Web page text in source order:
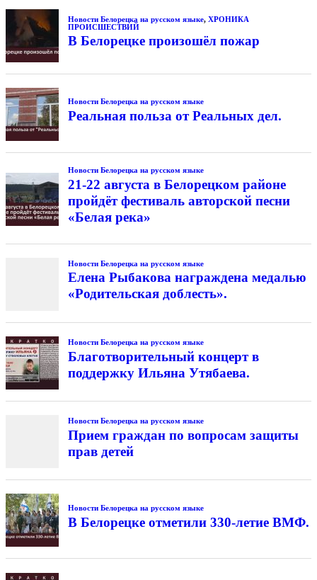
Новости Белорецка на русском языке, ХРОНИКА
ПРОИСШЕСТВИЙ
В Белорецке произошёл пожар
Новости Белорецка на русском языке
Реальная польза от Реальных дел.
Новости Белорецка на русском языке
21-22 августа в Белорецком районе
пройдёт фестиваль авторской песни
«Белая река»
Новости Белорецка на русском языке
Елена Рыбакова награждена медалью
«Родительская доблесть».
Новости Белорецка на русском языке
Благотворительный концерт в
поддержку Ильяна Утябаева.
Новости Белорецка на русском языке
Прием граждан по вопросам защиты
прав детей
Новости Белорецка на русском языке
В Белорецке отметили 330-летие ВМФ.